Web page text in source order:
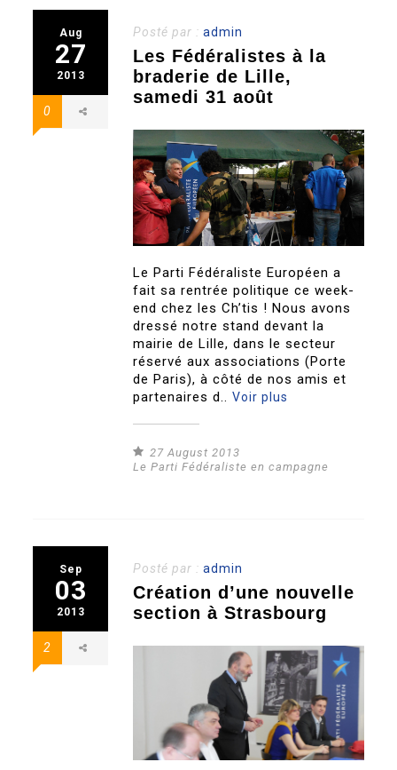
Aug
27
2013
0
Posté par :admin
Les Fédéralistes à la
braderie de Lille,
samedi 31 août
Le Parti Fédéraliste Européen a
fait sa rentrée politique ce week-
end chez les Ch’tis ! Nous avons
dressé notre stand devant la
mairie de Lille, dans le secteur
réservé aux associations (Porte
de Paris), à côté de nos amis et
partenaires d..Voir plus
27 August 2013
Le Parti Fédéraliste en campagne
Sep
03
2013
2
Posté par :admin
Création d’une nouvelle
section à Strasbourg